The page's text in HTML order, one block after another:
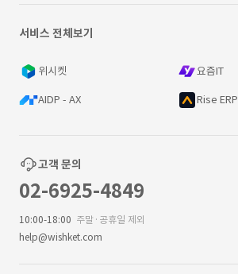
서비스 전체보기
위시켓 요즘IT
AIDP - AX Rise ERP
고객 문의
02-6925-4849
10:00-18:00 주말·공휴일 제외
help@wishket.com